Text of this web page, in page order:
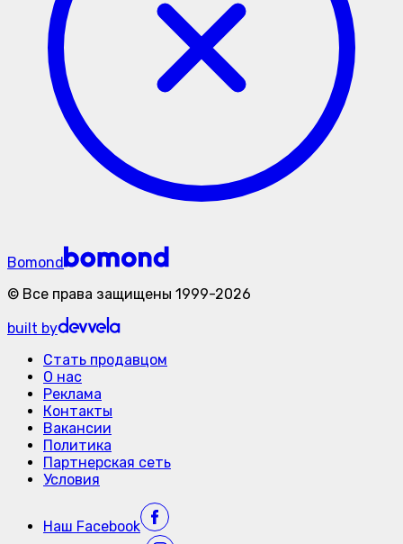
Bomond
© Все права защищены 1999-2026
built by
Стать продавцом
О нас
Реклама
Контакты
Вакансии
Политика
Партнерская сеть
Условия
Наш Facebook